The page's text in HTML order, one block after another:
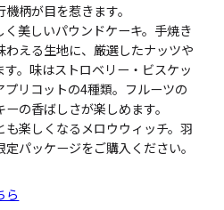
柄が目を惹きます。
美しいパウンドケーキ。手焼き
わえる生地に、厳選したナッツや
。味はストロベリー・ビスケッ
プリコットの4種類。フルーツの
の香ばしさが楽しめます。
楽しくなるメロウウィッチ。羽
パッケージをご購入ください。
ら